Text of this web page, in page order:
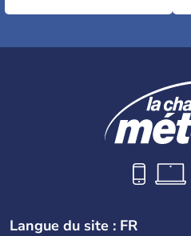
Langue du site : FR